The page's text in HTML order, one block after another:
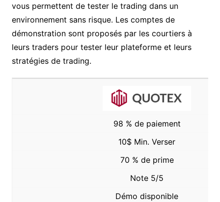
vous permettent de tester le trading dans un
environnement sans risque. Les comptes de
démonstration sont proposés par les courtiers à
leurs traders pour tester leur plateforme et leurs
stratégies de trading.
98 % de paiement
10$ Min. Verser
70 % de prime
Note 5/5
Démo disponible